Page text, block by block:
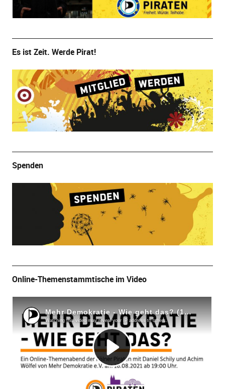
Es ist Zeit. Werde Pirat!
Spenden
Online-Themenstammtische im Video